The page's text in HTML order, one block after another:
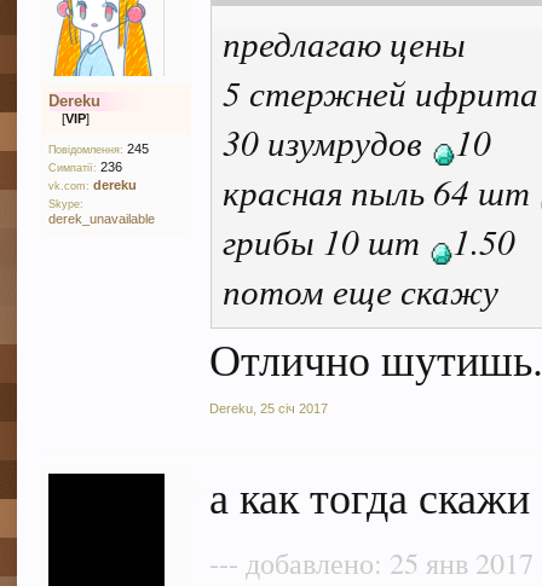
Dereku
[VIP]
Повідомлення: 245
Симпатії: 236
vk.com: dereku
Skype:
derek_unavailable
предлагаю цены
5 стержней
30 изумрудов
10
красная пыль 64 шт
грибы 10 шт
1.50
потом еще скажу
Отлично
Dereku ,25 січ 2017
а как тогда скажи
--- добавлено: 25 янв